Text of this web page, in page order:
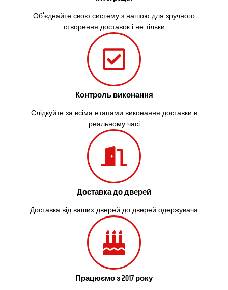
Об'єднайте свою систему з нашою для зручного
створення доставок і не тільки
Контроль виконання
Слідкуйте за всіма етапами виконання доставки в
реальному часі
Доставка до дверей
Доставка від ваших дверей до дверей одержувача
Працюємо з 2017 року